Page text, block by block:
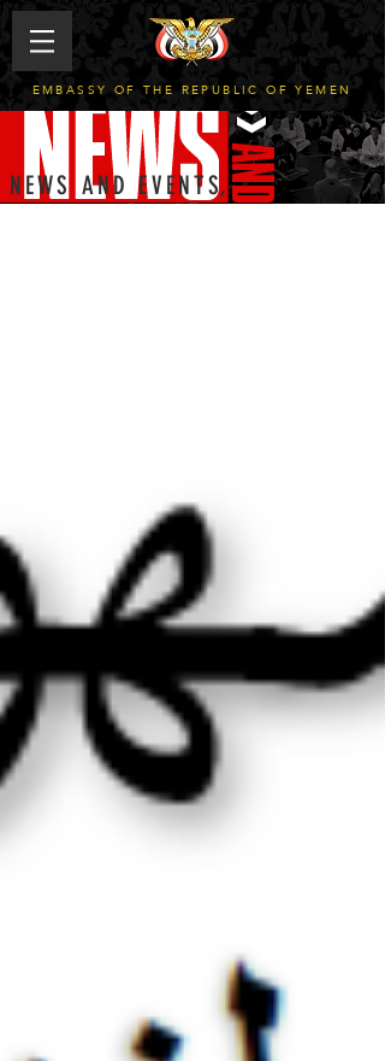
EMBASSY OF THE REPUBLIC OF YEMEN
NEWS AND EVENTS,